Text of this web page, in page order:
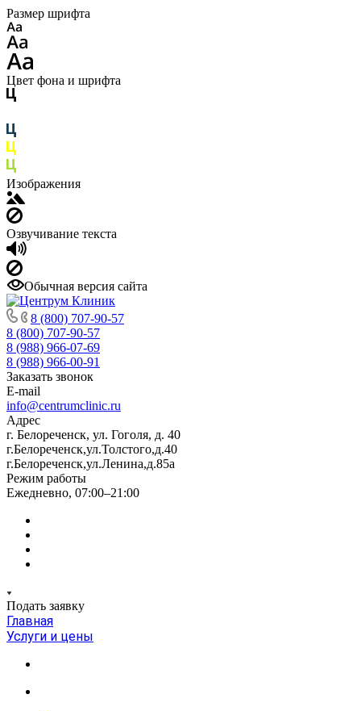
Размер шрифта
Цвет фона и шрифта
Изображения
Озвучивание текста
Обычная версия сайта
8 (800) 707-90-57
8 (800) 707-90-57
8 (988) 966-07-69
8 (988) 966-00-91
Заказать звонок
E-mail
info@centrumclinic.ru
Адрес
г. Белореченск, ул. Гоголя, д. 40
г.Белореченск,ул.Толстого,д.40
г.Белореченск,ул.Ленина,д.85а
Режим работы
Ежедневно, 07:00–21:00
Подать заявку
Главная
Услуги и цены